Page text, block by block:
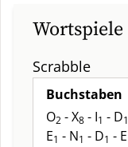
Wortspiele
Scrabble
Buchstaben
O2 - X8 - I1 - D1
E1 - N1 - D1 - E